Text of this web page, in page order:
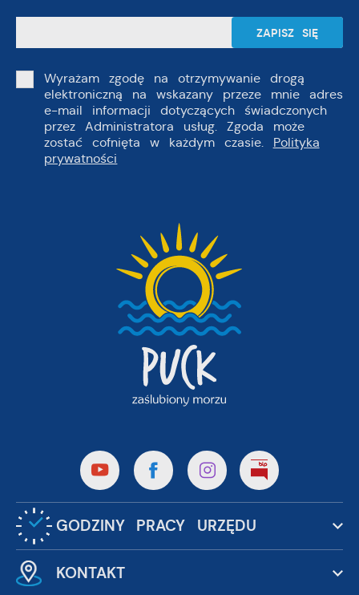
Wyrażam zgodę na otrzymywanie drogą
elektroniczną na wskazany przeze mnie adres
e-mail informacji dotyczących świadczonych
przez Administratora usług. Zgoda może
zostać cofnięta w każdym czasie. Polityka
prywatności
GODZINY PRACY URZĘDU
KONTAKT